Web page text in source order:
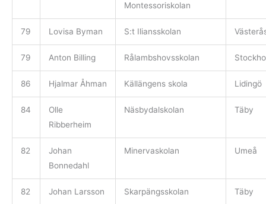
Montessoriskolan
79 Lovisa Byman S:t Iliansskolan
79 Anton Billing Rålambshovsskolan
86 Hjalmar Åhman Källängens skola Lidingö
84
Olle
Ribberheim
Näsbydalskolan Täby
82
Johan
Bonnedahl
Minervaskolan Umeå
82 Johan Larsson Skarpängsskolan Täby